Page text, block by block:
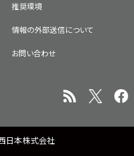
推奨環境
情報の外部送信について
お問い合わせ
日本株式会社